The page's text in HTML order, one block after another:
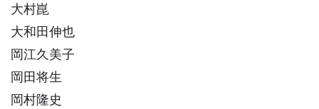
大村崑
大和田伸也
岡江久美子
岡田将生
岡村隆史